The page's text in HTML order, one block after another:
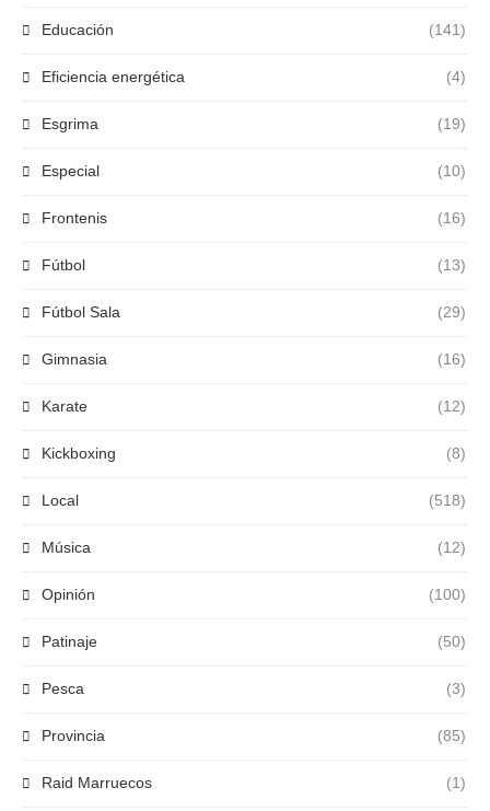
Educación (141)
Eficiencia energética (4)
Esgrima (19)
Especial (10)
Frontenis (16)
Fútbol (13)
Fútbol Sala (29)
Gimnasia (16)
Karate (12)
Kickboxing (8)
Local (518)
Música (12)
Opinión (100)
Patinaje (50)
Pesca (3)
Provincia (85)
Raid Marruecos (1)